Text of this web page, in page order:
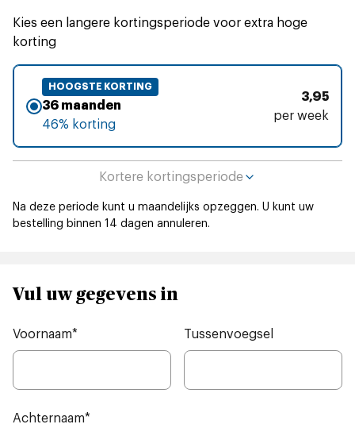
Kies een langere kortingsperiode voor extra hoge
korting
HOOGSTE KORTING
36 maanden
46% korting
3,95
per week
Kortere kortingsperiode
Na deze periode kunt u maandelijks opzeggen. U kunt uw
bestelling binnen 14 dagen annuleren.
Vul uw gegevens in
Voornaam* Tussenvoegsel
Achternaam*